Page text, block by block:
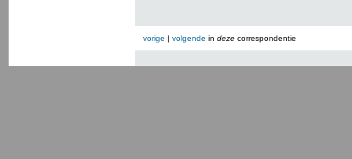
vorige | volgende in deze correspondentie